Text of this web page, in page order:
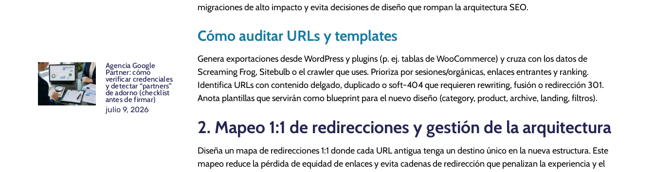
migraciones de alto impacto y evita decisiones de diseño que rompan la arquitectura SEO.
Cómo auditar URLs y templates
Genera exportaciones desde WordPress y plugins (p. ej. tablas de WooCommerce) y cruza con los datos de
Screaming Frog, Sitebulb o el crawler que uses. Prioriza por sesiones/orgánicas, enlaces entrantes y ranking.
Identifica URLs con contenido delgado, duplicado o soft-404 que requieren rewriting, fusión o redirección 301.
Anota plantillas que servirán como blueprint para el nuevo diseño (category, product, archive, landing, filtros).
2. Mapeo 1:1 de redirecciones y gestión de la arquitectura
Diseña un mapa de redirecciones 1:1 donde cada URL antigua tenga un destino único en la nueva estructura. Este
mapeo reduce la pérdida de equidad de enlaces y evita cadenas de redirección que penalizan la experiencia y el
Agencia Google
Partner: cómo
verificar credenciales
y detectar “partners”
de adorno (checklist
antes de firmar)
julio 9, 2026